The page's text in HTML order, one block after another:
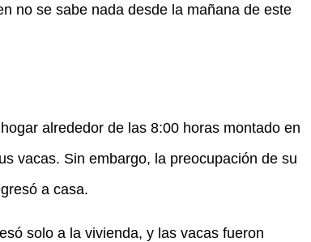
no se sabe nada desde la mañana de este
alrededor de las 8:00 horas montado en
vacas. Sin embargo, la preocupación de su
a casa.
solo a la vivienda, y las vacas fueron